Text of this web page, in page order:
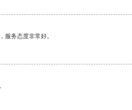
服务态度非常好。